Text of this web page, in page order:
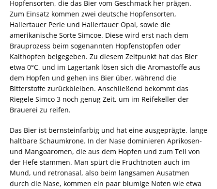
Hopfensorten, die das Bier vom Geschmack her prägen.
Zum Einsatz kommen zwei deutsche Hopfensorten,
Hallertauer Perle und Hallertauer Opal, sowie die
amerikanische Sorte Simcoe. Diese wird erst nach dem
Brauprozess beim sogenannten Hopfenstopfen oder
Kalthopfen beigegeben. Zu diesem Zeitpunkt hat das Bier
etwa 0°C, und im Lagertank lösen sich die Aromastoffe aus
dem Hopfen und gehen ins Bier über, während die
Bitterstoffe zurückbleiben. Anschließend bekommt das
Riegele Simco 3 noch genug Zeit, um im Reifekeller der
Brauerei zu reifen.
Das Bier ist bernsteinfarbig und hat eine ausgeprägte, lange
haltbare Schaumkrone. In der Nase dominieren Aprikosen-
und Mangoaromen, die aus dem Hopfen und zum Teil von
der Hefe stammen. Man spürt die Fruchtnoten auch im
Mund, und retronasal, also beim langsamen Ausatmen
durch die Nase, kommen ein paar blumige Noten wie etwa